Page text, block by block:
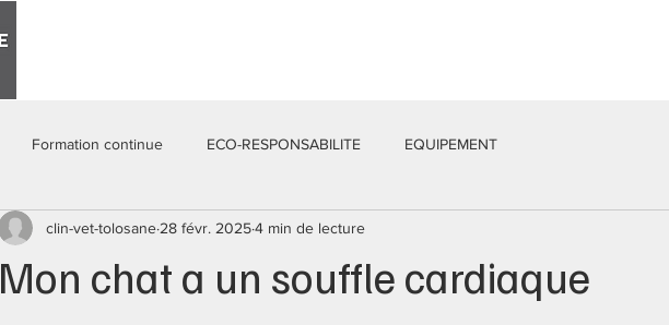
Formation continue ECO-RESPONSABILITE EQUIPEMENT
Mon chat a un souffle cardiaque
clin-vet-tolosane 28 févr. 20254 min de lecture